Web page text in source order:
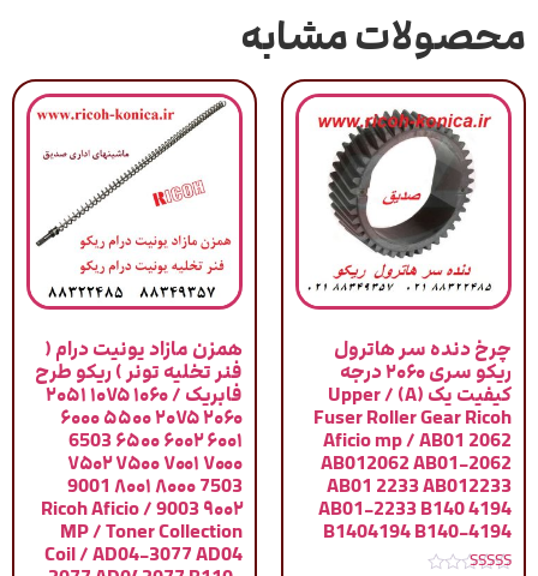
محصولات مشابه
چرخ دنده سر هاترول
ریکو سری ۲۰۶۰ درجه
کیفیت یک (A) / Upper
Fuser Roller Gear Ricoh
Aficio mp / AB01 2062
AB012062 AB01-2062
AB01 2233 AB012233
AB01-2233 B140 4194
B1404194 B140-4194
همزن مازاد یونیت درام (
فنر تخلیه تونر ) ریکو طرح
فابریک / ۱۰۶۰ ۱۰۷۵ ۲۰۵۱
۲۰۶۰ ۲۰۷۵ ۵۵۰۰ ۶۰۰۰
۶۰۰۱ ۶۰۰۲ ۶۵۰۰ 6503
۷۰۰۰ ۷۰۰۱ ۷۵۰۰ ۷۵۰۲
7503 ۸۰۰۰ ۸۰۰۱ 9001
۹۰۰۲ 9003 / Ricoh Aficio
MP / Toner Collection
Coil / AD04-3077 AD04